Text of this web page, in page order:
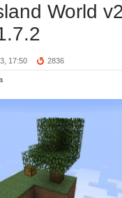
World
17:50 2836